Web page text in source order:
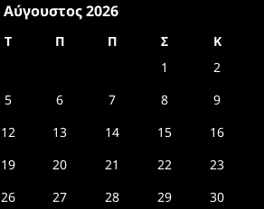
Αύγουστος 2026
Τ Π Π Σ
Κ
1
2
5 6 7 8
9
12 13 14 15
16
19 20 21 22
23
26 27 28 29
30